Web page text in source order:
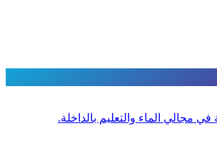
مجالي الماء والتعليم بالداخلة.